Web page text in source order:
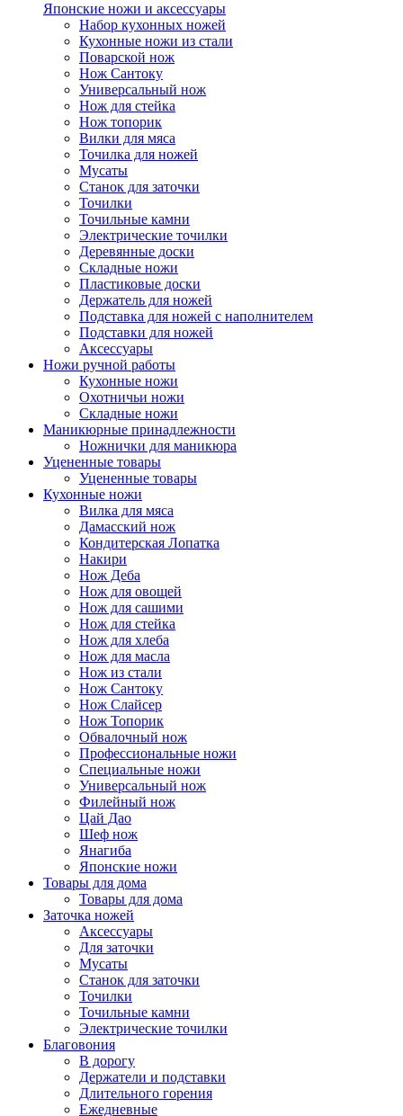
Японские ножи и аксессуары
Набор кухонных ножей
Кухонные ножи из стали
Поварской нож
Нож Сантоку
Универсальный нож
Нож для стейка
Нож топорик
Вилки для мяса
Точилка для ножей
Мусаты
Станок для заточки
Точилки
Точильные камни
Электрические точилки
Деревянные доски
Складные ножи
Пластиковые доски
Держатель для ножей
Подставка для ножей с наполнителем
Подставки для ножей
Аксессуары
Ножи ручной работы
Кухонные ножи
Охотничьи ножи
Складные ножи
Маникюрные принадлежности
Ножнички для маникюра
Уцененные товары
Уцененные товары
Кухонные ножи
Вилка для мяса
Дамасский нож
Кондитерская Лопатка
Накири
Нож Деба
Нож для овощей
Нож для сашими
Нож для стейка
Нож для хлеба
Нож для масла
Нож из стали
Нож Сантоку
Нож Слайсер
Нож Топорик
Обвалочный нож
Профессиональные ножи
Специальные ножи
Универсальный нож
Филейный нож
Цай Дао
Шеф нож
Янагиба
Японские ножи
Товары для дома
Товары для дома
Заточка ножей
Аксессуары
Для заточки
Мусаты
Станок для заточки
Точилки
Точильные камни
Электрические точилки
Благовония
В дорогу
Держатели и подставки
Длительного горения
Ежедневные